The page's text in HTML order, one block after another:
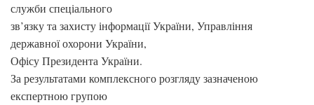
служби спеціального
зв’язку та захисту інформації України, Управління
державної охорони України,
Офісу Президента України.
За результатами комплексного розгляду зазначеною
експертною групою